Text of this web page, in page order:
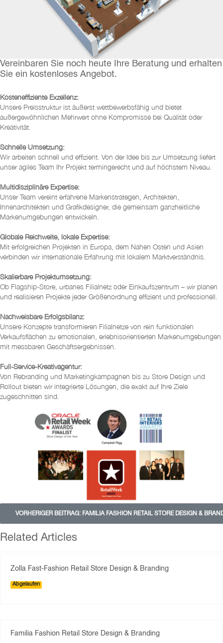
Vereinbaren Sie noch heute Ihre Beratung und erhalten
Sie ein kostenloses Angebot.
Kosteneffiziente Exzellenz:
Unsere Preisstruktur ist äußerst wettbewerbsfähig und bietet
außergewöhnlichen Mehrwert ohne Kompromisse bei Qualität oder
Kreativität.
Schnelle Umsetzung:
Wir arbeiten schnell und effizient. Von der Idee bis zur Umsetzung liefert
unser agiles Team Ihr Projekt termingerecht und auf höchstem Niveau.
Multidisziplinäre Expertise:
Unser Team vereint erfahrene Markenstrategen, Architekten,
Innenarchitekten und Grafikdesigner, die gemeinsam ganzheitliche
Markenumgebungen entwickeln.
Globale Reichweite, lokale Expertise:
Mit erfolgreichen Projekten in Europa, dem Nahen Osten und Asien
verbinden wir internationale Erfahrung mit lokalem Marktverständnis.
Skalierbare Projektumsetzung:
Ob Flagship-Store, urbanes Filialnetz oder Einkaufszentrum – wir planen
und realisieren Projekte jeder Größenordnung effizient und professionell.
Nachweisbare Erfolgsbilanz:
Unsere Konzepte transformieren Filialnetze von rein funktionalen
Verkaufsflächen zu emotionalen, erlebnisorientierten Markenumgebungen
mit messbaren Geschäftsergebnissen.
Full-Service-Kreativagentur:
Von Rebranding und Marketingkampagnen bis zu Store Design und
Rollout bieten wir integrierte Lösungen, die exakt auf Ihre Ziele
zugeschnitten sind.
VORHERIGER BEITRAG: FAMILIA FASHION RETAIL STORE DESIGN &
Related Articles
Zolla Fast-Fashion Retail Store Design & Branding
Abgelaufen
Familia Fashion Retail Store Design & Branding